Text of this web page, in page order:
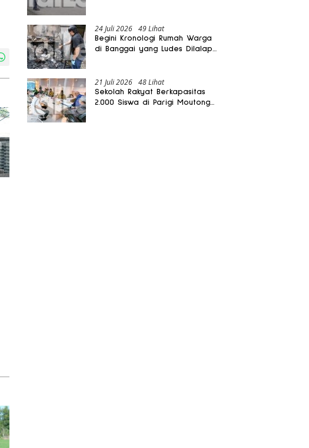
24 Juli 2026 49 Lihat
Begini Kronologi Rumah Warga
di Banggai yang Ludes Dilalap
21 Juli 2026 48 Lihat
Sekolah Rakyat Berkapasitas
2.000 Siswa di Parigi Moutong